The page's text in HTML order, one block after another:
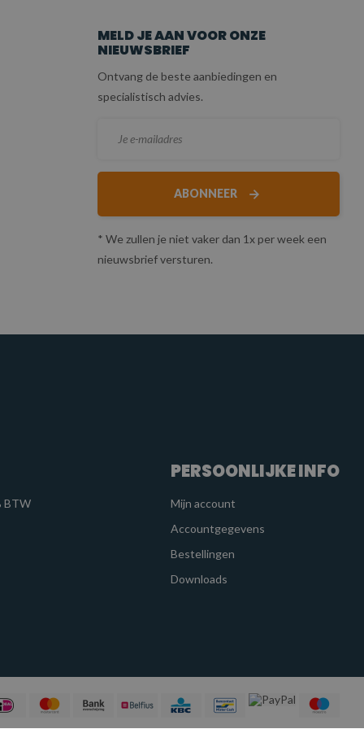
MELD JE AAN VOOR ONZE
NIEUWSBRIEF
Ontvang de beste aanbiedingen en
specialistisch advies.
ABONNEER
* We zullen je niet vaker dan 1x per week een
nieuwsbrief versturen.
BTW
PERSOONLIJKE INFO
Mijn account
Accountgegevens
Bestellingen
Downloads